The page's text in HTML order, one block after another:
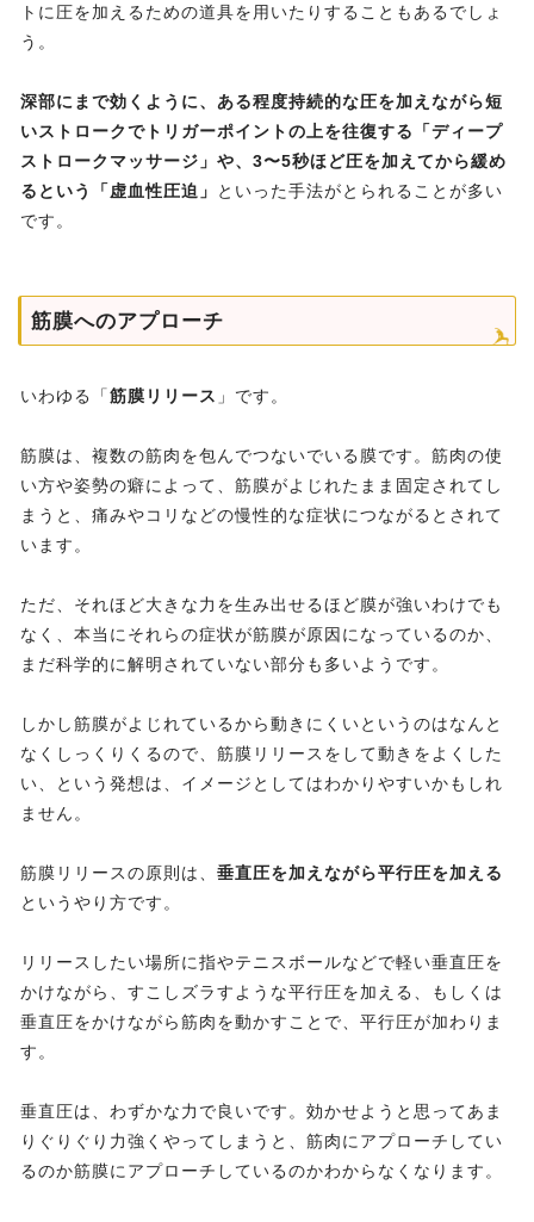
トに圧を加えるための道具を用いたりすることもあるでしょ
う。
深部にまで効くように、ある程度持続的な圧を加えながら短
いストロークでトリガーポイントの上を往復する「ディープ
ストロークマッサージ」や、3〜5秒ほど圧を加えてから緩め
るという「虚血性圧迫」
といった手法がとられることが多い
です。
筋膜へのアプローチ
いわゆる「筋膜リリース 」です。
筋膜は、複数の筋肉を包んでつないでいる膜です。筋肉の使
い方や姿勢の癖によって、筋膜がよじれたまま固定されてし
まうと、痛みやコリなどの慢性的な症状につながるとされて
います。
ただ、それほど大きな力を生み出せるほど膜が強いわけでも
なく、本当にそれらの症状が筋膜が原因になっているのか、
まだ科学的に解明されていない部分も多いようです。
しかし筋膜がよじれているから動きにくいというのはなんと
なくしっくりくるので、筋膜リリースをして動きをよくした
い、という発想は、イメージとしてはわかりやすいかもしれ
ません。
筋膜リリースの原則は、 垂直圧を加えながら平行圧を加える
というやり方です。
リリースしたい場所に指やテニスボールなどで軽い垂直圧を
かけながら、すこしズラすような平行圧を加える、もしくは
垂直圧をかけながら筋肉を動かすことで、平行圧が加わりま
す。
垂直圧は、わずかな力で良いです。効かせようと思ってあま
りぐりぐり力強くやってしまうと、筋肉にアプローチしてい
るのか筋膜にアプローチしているのかわからなくなります。